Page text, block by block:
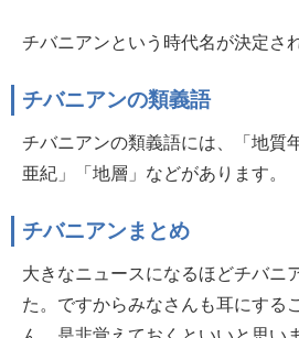
チバニアンという時代名が決定さ
チバニアンの類義語
チバニアンの類義語には、「地質
亜紀」「地層」などがあります。
チバニアンまとめ
大きなニュースになるほどチバニ
た。ですからみなさんも耳にする